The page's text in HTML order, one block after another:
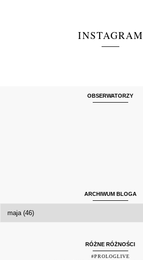
INSTAGRAM
OBSERWATORZY
ARCHIWUM BLOGA
RÓŻNE RÓŻNOŚCI
#PROLOGLIVE